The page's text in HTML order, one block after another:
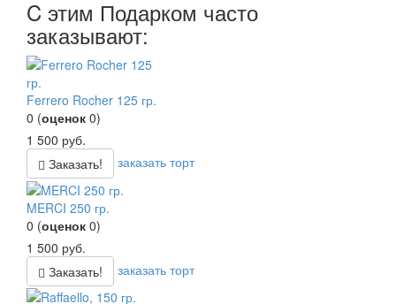
C этим Подарком часто
заказывают:
Ferrero Rocher 125 гр.
0 (оценок 0)
1 500 руб.
Заказать!
заказать торт
MERCI 250 гр.
0 (оценок 0)
1 500 руб.
Заказать!
заказать торт